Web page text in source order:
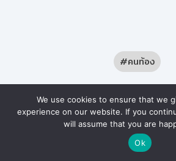
คนท้อง
SHARE
We use cookies to ensure that we
experience on our website. If you
will assume that you are
Ok